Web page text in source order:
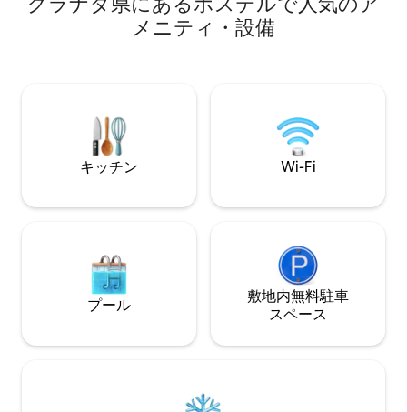
compartido o privado. Hay WiFi gratuita.
Disponen de aire acondicionado. En
la pensión o se
メニティ・設備
キッチン Wi-Fi
プール
敷地内無料駐⁠車
ス⁠ペ⁠ー⁠ス